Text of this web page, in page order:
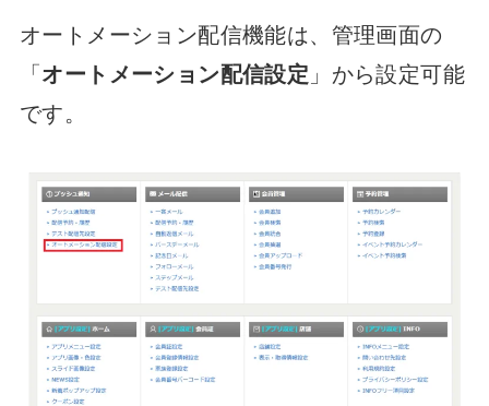
オートメーション配信機能は、管理画面の
「オートメーション配信設定 」から設定可能
です。